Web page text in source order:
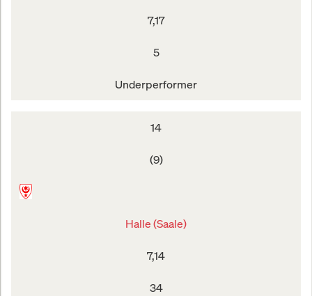
7,17
5
Underperformer
14
(9)
Halle (Saale)
7,14
34